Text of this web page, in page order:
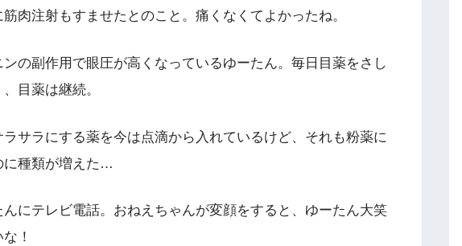
肉注射もすませたとのこと。痛くなくてよかったね。
の副作用で眼圧が高くなっているゆーたん。毎日目薬をさし
目薬は継続。
サラにする薬を今は点滴から入れているけど、それも粉薬に
種類が増えた…
にテレビ電話。おねえちゃんが変顔をすると、ゆーたん大笑
！